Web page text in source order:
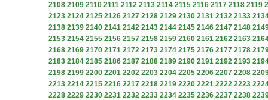
2108 2109 2110 2111 2112 2113 2114 2115 2116 2117 2118 2119
2123 2124 2125 2126 2127 2128 2129 2130 2131 2132 2133
2138 2139 2140 2141 2142 2143 2144 2145 2146 2147 2148
2153 2154 2155 2156 2157 2158 2159 2160 2161 2162 2163
2168 2169 2170 2171 2172 2173 2174 2175 2176 2177 2178
2183 2184 2185 2186 2187 2188 2189 2190 2191 2192 2193
2198 2199 2200 2201 2202 2203 2204 2205 2206 2207 2208
2213 2214 2215 2216 2217 2218 2219 2220 2221 2222 2223
2228 2229 2230 2231 2232 2233 2234 2235 2236 2237 2238